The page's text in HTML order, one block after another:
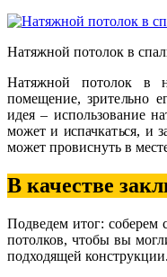
Натяжной потолок в
Натяжной потолок в
помещение, зрительно
идея – использование
может и испачкаться, и
может провиснуть в
В качестве
Подведем итог:
потолков, чтобы вы
подходящей конструкции.